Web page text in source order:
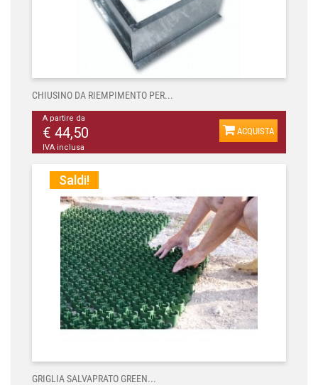
CHIUSINO DA RIEMPIMENTO PER...
A partire da
€ 44,50
IVA inclusa
ACQUISTA
Saldi!
GRIGLIA SALVAPRATO GREEN...